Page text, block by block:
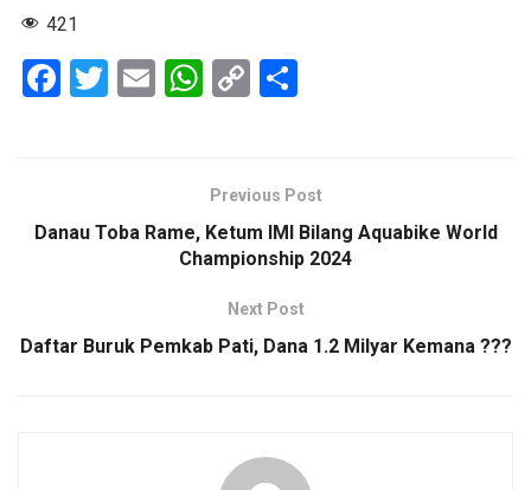
421
F
o
T
E
W
s
A
p
C
Li
n
k
e
Previous Post
Danau Toba Rame, Ketum IMI Bilang Aquabike World
Championship 2024
Next Post
Daftar Buruk Pemkab Pati, Dana 1.2 Milyar Kemana ???